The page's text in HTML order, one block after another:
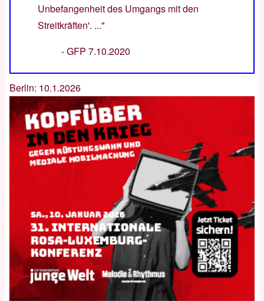
Unbefangenheit des Umgangs mit den
Streitkräften'. ..."
-GFP 7.10.2020
Berlin: 10.1.2026